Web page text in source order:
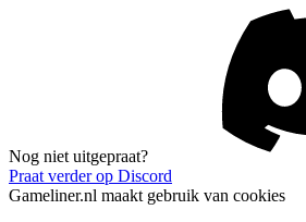
Nog niet uitgepraat?
Praat verder op Discord
Gameliner.nl maakt gebruik van cookies